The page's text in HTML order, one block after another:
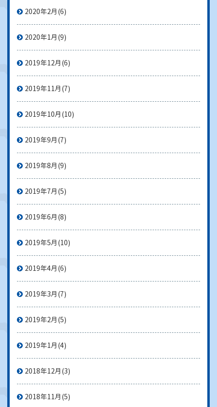
2020年2月 (6)
2020年1月 (9)
2019年12月 (6)
2019年11月 (7)
2019年10月 (10)
2019年9月 (7)
2019年8月 (9)
2019年7月 (5)
2019年6月 (8)
2019年5月 (10)
2019年4月 (6)
2019年3月 (7)
2019年2月 (5)
2019年1月 (4)
2018年12月 (3)
2018年11月 (5)